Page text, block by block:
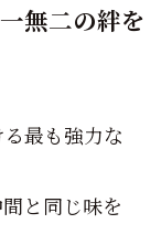
無二の絆を
最も強力な
と同じ味を